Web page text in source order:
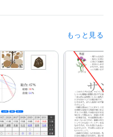
もっと見る